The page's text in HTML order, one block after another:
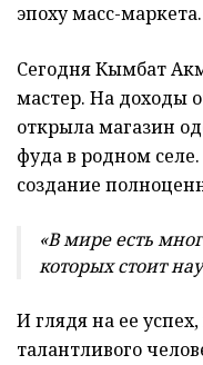
эпоху масс-маркета.
Сегодня Кымбат
мастер. На доходы
открыла магазин
фуда в родном
создание
«В мире есть
которых стоит
И глядя на ее
талантливого